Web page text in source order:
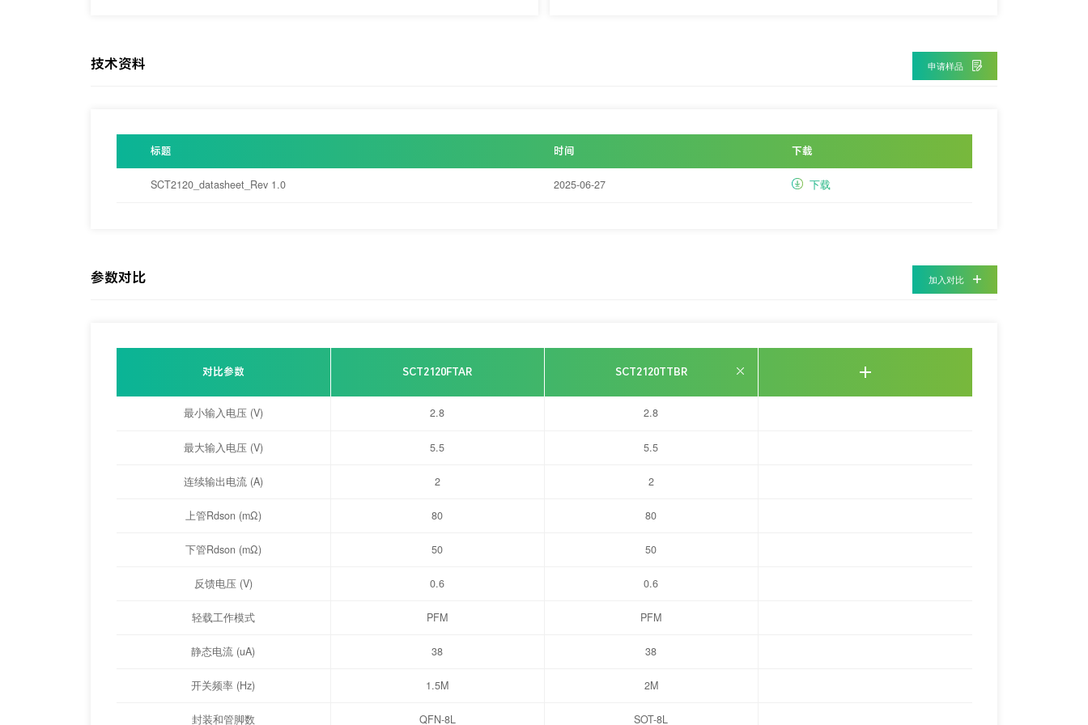
技术资料 申请样品
标题 时间 下载
SCT2120_datasheet_Rev 1.0 2025-06-27 下载
参数对比 加入对比
对比参数 SCT2120FTAR SCT2120TTBR
最小输入电压 (V) 2.8 2.8
最大输入电压 (V) 5.5 5.5
连续输出电流 (A) 2 2
上管Rdson (mΩ) 80 80
下管Rdson (mΩ) 50 50
反馈电压 (V) 0.6 0.6
轻载工作模式 PFM PFM
静态电流 (uA) 38 38
开关频率 (Hz) 1.5M 2M
封装和管脚数 QFN-8L SOT-8L